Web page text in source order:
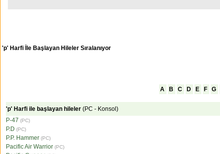
'p' Harfi İle Başlayan Hileler Sıralanıyor
A B C D E F G
'p' Harfi ile başlayan hileler (PC - Konsol)
P-47 (PC)
P.D (PC)
P.P. Hammer (PC)
Pacific Air Warrior (PC)